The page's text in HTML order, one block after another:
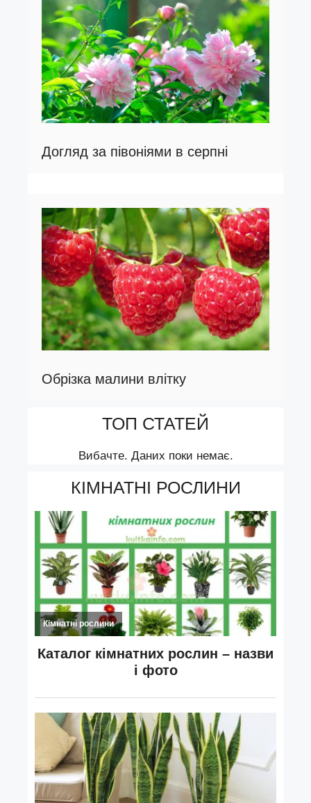
Догляд за півоніями в серпні
Обрізка малини влітку
ТОП СТАТЕЙ
Вибачте. Даних поки немає.
КІМНАТНІ РОСЛИНИ